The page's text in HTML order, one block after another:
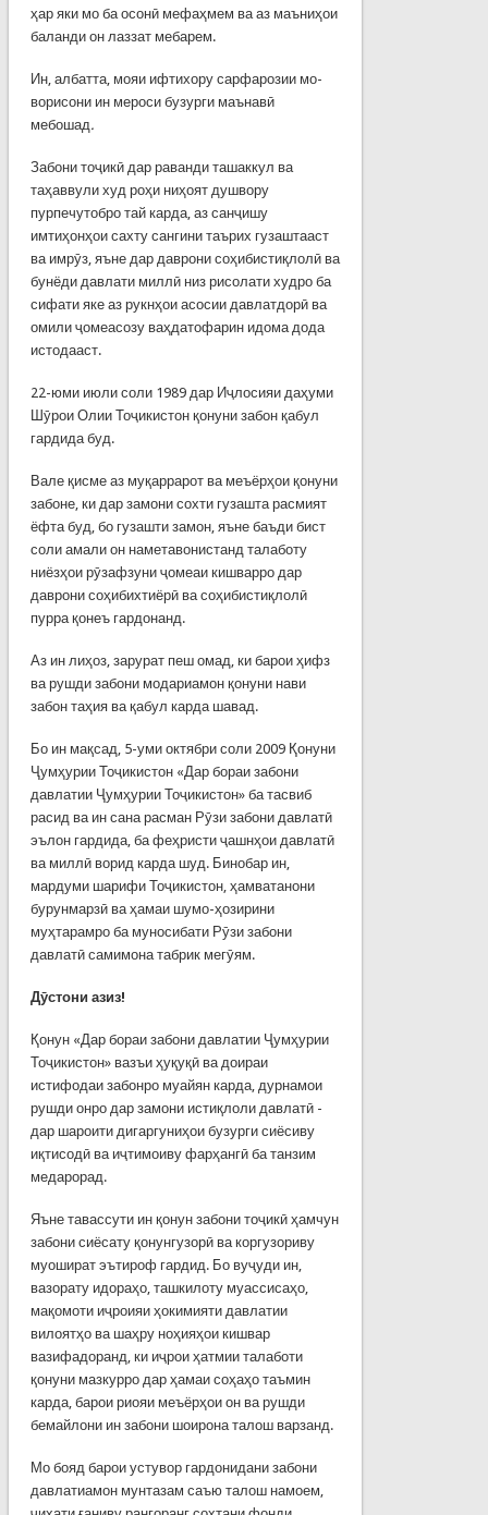
ҳар яки мо ба осонӣ мефаҳмем ва аз маъниҳои
баланди он лаззат мебарем.
Ин, албатта, мояи ифтихору сарфарозии мо-
ворисони ин мероси бузурги маънавӣ
мебошад.
Забони тоҷикӣ дар раванди ташаккул ва
таҳаввули худ роҳи ниҳоят душвору
пурпечутобро тай карда, аз санҷишу
имтиҳонҳои сахту сангини таърих гузаштааст
ва имрӯз, яъне дар даврони соҳибистиқлолӣ ва
бунёди давлати миллӣ низ рисолати худро ба
сифати яке аз рукнҳои асосии давлатдорӣ ва
омили ҷомеасозу ваҳдатофарин идома дода
истодааст.
22-юми июли соли 1989 дар Иҷлосияи даҳуми
Шӯрои Олии Тоҷикистон қонуни забон қабул
гардида буд.
Вале қисме аз муқаррарот ва меъёрҳои қонуни
забоне, ки дар замони сохти гузашта расмият
ёфта буд, бо гузашти замон, яъне баъди бист
соли амали он наметавонистанд талаботу
ниёзҳои рӯзафзуни ҷомеаи кишварро дар
даврони соҳибихтиёрӣ ва соҳибистиқлолӣ
пурра қонеъ гардонанд.
Аз ин лиҳоз, зарурат пеш омад, ки барои ҳифз
ва рушди забони модариамон қонуни нави
забон таҳия ва қабул карда шавад.
Бо ин мақсад, 5-уми октябри соли 2009 Қонуни
Ҷумҳурии Тоҷикистон «Дар бораи забони
давлатии Ҷумҳурии Тоҷикистон» ба тасвиб
расид ва ин сана расман Рӯзи забони давлатӣ
эълон гардида, ба феҳристи ҷашнҳои давлатӣ
ва миллӣ ворид карда шуд. Бинобар ин,
мардуми шарифи Тоҷикистон, ҳамватанони
бурунмарзӣ ва ҳамаи шумо-ҳозирини
муҳтарамро ба муносибати Рӯзи забони
давлатӣ самимона табрик мегӯям.
Дӯстони азиз!
Қонун «Дар бораи забони давлатии Ҷумҳурии
Тоҷикистон» вазъи ҳуқуқӣ ва доираи
истифодаи забонро муайян карда, дурнамои
рушди онро дар замони истиқлоли давлатӣ -
дар шароити дигаргуниҳои бузурги сиёсиву
иқтисодӣ ва иҷтимоиву фарҳангӣ ба танзим
медарорад.
Яъне тавассути ин қонун забони тоҷикӣ ҳамчун
забони сиёсату қонунгузорӣ ва коргузориву
муошират эътироф гардид. Бо вуҷуди ин,
вазорату идораҳо, ташкилоту муассисаҳо,
мақомоти иҷроияи ҳокимияти давлатии
вилоятҳо ва шаҳру ноҳияҳои кишвар
вазифадоранд, ки иҷрои ҳатмии талаботи
қонуни мазкурро дар ҳамаи соҳаҳо таъмин
карда, барои риояи меъёрҳои он ва рушди
бемайлони ин забони шоирона талош варзанд.
Мо бояд барои устувор гардонидани забони
давлатиамон мунтазам саъю талош намоем,